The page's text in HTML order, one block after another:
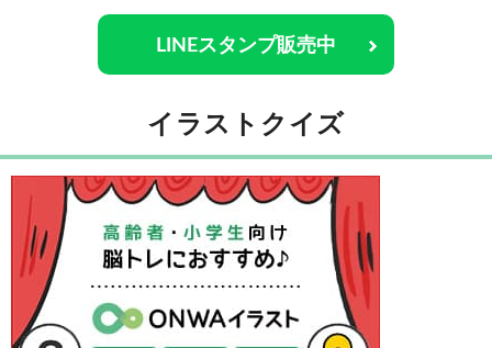
LINEスタンプ販売中
イラストクイズ